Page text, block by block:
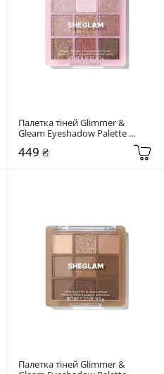
Палетка тіней Glimmer &
Gleam Eyeshadow Palette
Sheglam Glimmer and Gleam
449 ₴
Палетка тіней Glimmer &